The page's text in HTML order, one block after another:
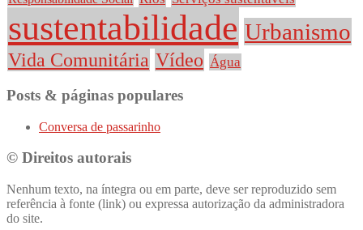
sustentabilidade Urbanismo
Vida Comunitária Vídeo Água
Posts & páginas populares
Conversa de passarinho
© Direitos autorais
Nenhum texto, na íntegra ou em parte, deve ser reproduzido sem
referência à fonte (link) ou expressa autorização da administradora
do site.